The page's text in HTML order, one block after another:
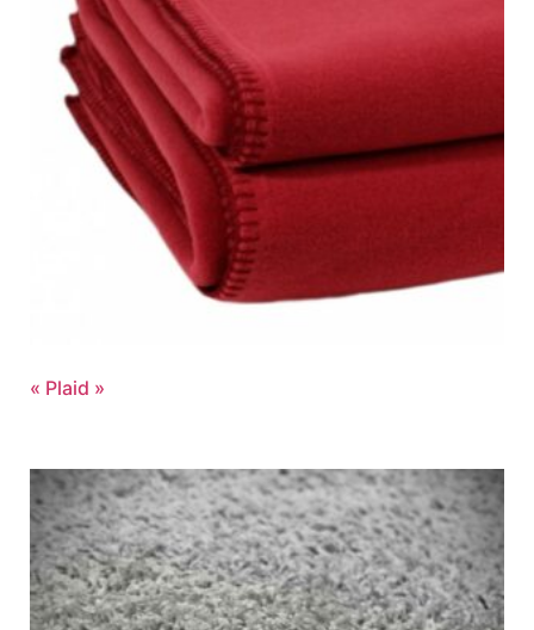
« Plaid »